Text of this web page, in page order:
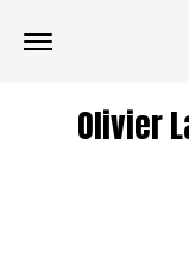
Olivier